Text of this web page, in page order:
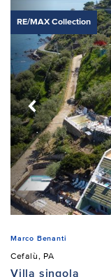
RE/MAX Collection
Marco Benanti
Cefalù, PA
Villa singola